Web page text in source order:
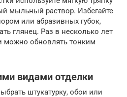
мыльный раствор. Избегайте
или абразивных губок,
глянец. Раз в несколько лет
можно обновлять тонким
видами отделки
штукатурку, обои или